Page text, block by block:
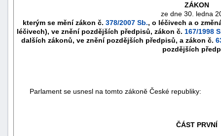
ZÁKON
ze dne 30. ledna
kterým se mění zákon č. 378/2007 Sb., o léčivech a o
léčivech), ve znění pozdějších předpisů, zákon č. 167/1998
dalších zákonů, ve znění pozdějších předpisů, a zákon č.
pozdějších
Parlament se usnesl na tomto zákoně České republiky:
ČÁST PRVNÍ
škody